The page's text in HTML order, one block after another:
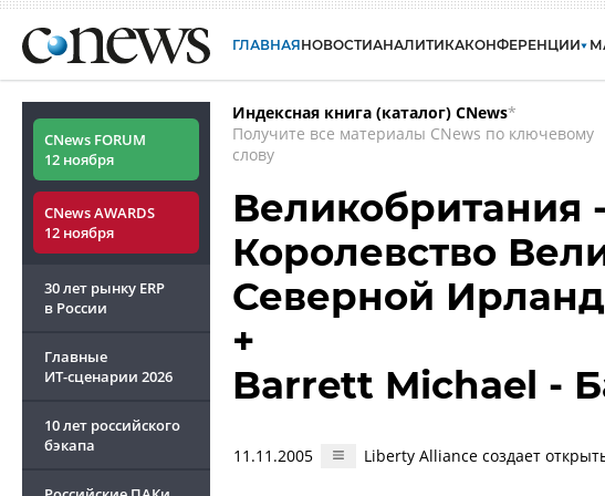
ГЛАВНАЯНОВОСТИАНАЛИТИКАКОНФЕРЕНЦИИ
CNews FORUM
12 ноября
CNews AWARDS
12 ноября
30 лет рынку ERP
в России
Главные
ИТ-сценарии 2026
10 лет российского
бэкапа
Индексная книга (каталог) CNews*
Получите все материалы CNews по ключевому
слову
Великобритания
Королевство
Северной
+
Barrett Michael -
11.11.2005 Liberty Alliance создает